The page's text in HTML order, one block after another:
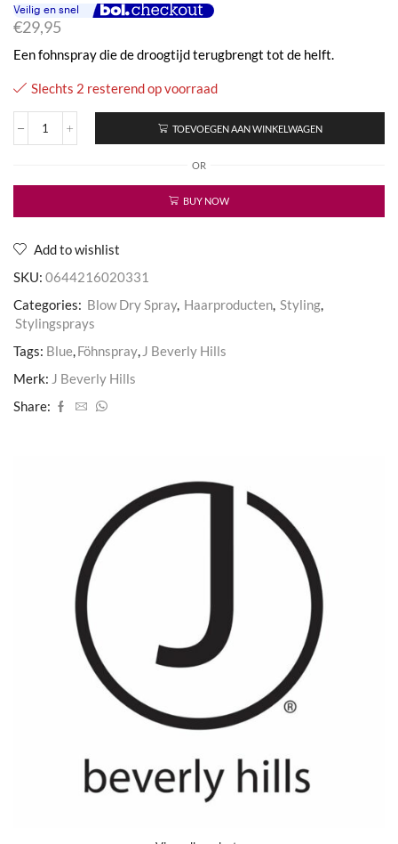
€29,95
Een fohnspray die de droogtijd terugbrengt tot de helft.
Slechts 2 resterend op voorraad
J
Dry
aantal
TOEVOEGEN AAN WINKELWAGEN
OR
BUY NOW
Add to wishlist
SKU: 0644216020331
Categories: Blow Dry Spray, Haarproducten, Styling,
Stylingsprays
Tags: Blue,Föhnspray, J Beverly Hills
Merk: J Beverly Hills
Share: